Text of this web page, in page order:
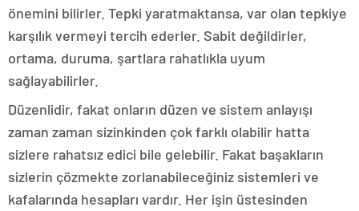
önemini bilirler. Tepki yaratmaktansa, var olan tepkiye
karşılık vermeyi tercih ederler. Sabit değildirler,
ortama, duruma, şartlara rahatlıkla uyum
sağlayabilirler.
Düzenlidir, fakat onların düzen ve sistem anlayışı
zaman zaman sizinkinden çok farklı olabilir hatta
sizlere rahatsız edici bile gelebilir. Fakat başakların
sizlerin çözmekte zorlanabileceğiniz sistemleri ve
kafalarında hesapları vardır. Her işin üstesinden